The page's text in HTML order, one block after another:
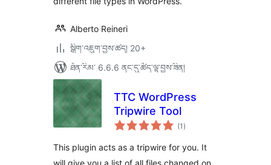
Alberto Reineri
སྒྲིག་འཇུག་བྱས་ཚད། 20+
ཐོན་རིམ་ 6.6.6 ནང་དུ་ཚོད་ལྟ་བྱས་ཟིན།
TTC WordPress
Tripwire Tool
(1 གདེང་
འཇོག་
ཚང་།
)
This plugin acts as a tripwire for you. It
will give you a list of all files changed on